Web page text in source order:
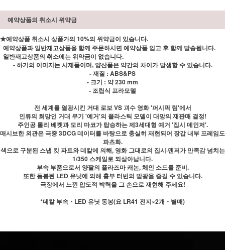
예약상품의 취소시 위약금
★예약상품 취소시 상품가의 10%의 위약금이 있습니다.
예약상품과 일반재고상품을 함께 주문하시면 예약상품 입고 후 함께 발송됩니다.
일반재고상품의 취소에는 위약금이 없습니다.
- 하기의 이미지는 시제품이며, 양산품은 약간의 차이가 발생할 수 있습니다.
- 재질 : ABS&PS
- 크기 : 약 230 mm
- 조립식 프라모델
전 세계를 열광시킨 거대 로보 VS 괴수 영화 '퍼시픽 림'에서
인류의 희망인 거대 무기 '예거'의 플라스틱 모델이 대망의 재판매 결정!
주인공 롤리 베켓과 모리 마코가 탑승하는 제3세대형 예거 '집시 데인저'.
매시브한 외관은 극중 3DCG 데이터를 바탕으로 충실히 재현되어 장갑 내부 프레임도
파츠화.
색으로 구분된 스냅 킷 파트와 데칼에 의해, 영화 그대로의 집시·덴저가 만족감 넘치는
1/350 스케일로 되살아납니다.
부속 부품으로서 양팔의 플라즈마 캐논, 체인 소드를 준비.
또한 동봉된 LED 유닛에 의해 흉부 터빈의 발광을 즐길 수 있습니다.
극장에서 느낀 압도적 박력을 그 손으로 재현해 주세요!
*데칼 부속・LED 유닛 동봉(요 LR41 전지×2개・별매)